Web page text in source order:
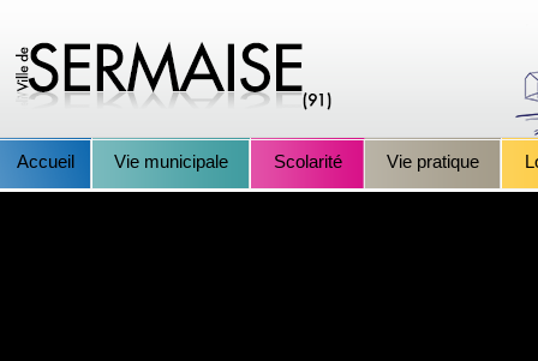
Accueil Vie municipale Scolarité Vie pratique